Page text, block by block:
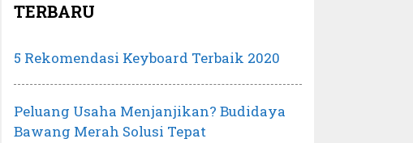
TERBARU
5 Rekomendasi Keyboard Terbaik 2020
Peluang Usaha Menjanjikan? Budidaya
Bawang Merah Solusi Tepat